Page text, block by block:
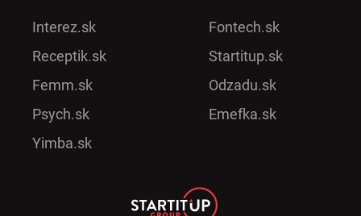
Interez.sk
Receptik.sk
Femm.sk
Psych.sk
Yimba.sk
Fontech.sk
Startitup.sk
Odzadu.sk
Emefka.sk